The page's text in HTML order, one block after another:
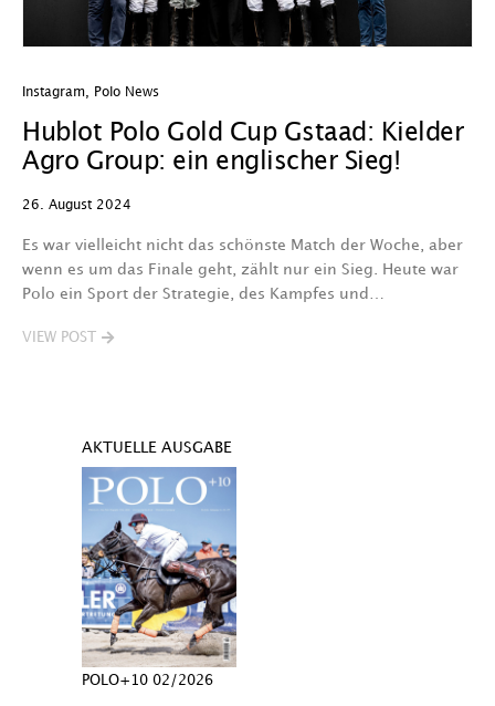
Instagram Polo News
Hublot Polo Gold Cup Gstaad: Kielder
Agro Group: ein englischer Sieg!
26. August 2024
Es war vielleicht nicht das schönste Match der Woche, aber
wenn es um das Finale geht, zählt nur ein Sieg. Heute war
Polo ein Sport der Strategie, des Kampfes und…
VIEW POST
AKTUELLE AUSGABE
POLO+10 02/2026